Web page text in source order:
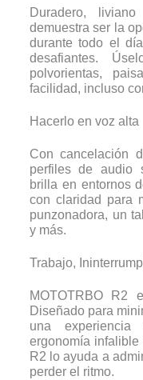
Duradero,
demuestra ser la
durante todo el
desafiantes.
polvorientas,
facilidad, incluso
Hacerlo en voz alta
Con cancelación
perfiles de audio
brilla en entornos
con claridad para
punzonadora, un
y más.
Trabajo,
MOTOTRBO R2
Diseñado para
una
ergonomía infalible
R2 lo ayuda a
perder el ritmo.